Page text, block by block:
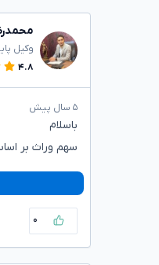
وکیل
۴.۸
۵ سال پیش
باسلام
سهم وراث بر
۰